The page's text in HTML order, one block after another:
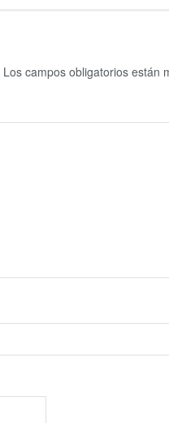
Los campos obligatorios están